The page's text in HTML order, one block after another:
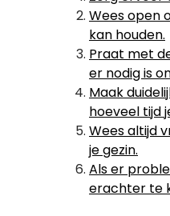
Wees open
kan houden.
Praat met
er nodig is
Maak
hoeveel tijd
Wees altijd
je gezin.
Als er
erachter te